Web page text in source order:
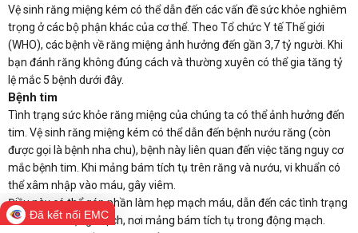
Vệ sinh răng miệng kém có thể dẫn đến các vấn đề sức khỏe nghiêm
trọng ở các bộ phận khác của cơ thể. Theo Tổ chức Y tế Thế giới
(WHO), các bệnh về răng miệng ảnh hưởng đến gần 3,7 tỷ người. Khi
bạn đánh răng không đúng cách và thường xuyên có thể gia tăng tỷ
lệ mắc 5 bệnh dưới đây.
Bệnh tim
Tình trạng sức khỏe răng miệng của chúng ta có thể ảnh hưởng đến
tim. Vệ sinh răng miệng kém có thể dẫn đến bệnh nướu răng (còn
được gọi là bệnh nha chu), bệnh này liên quan đến việc tăng nguy cơ
mắc bệnh tim. Khi mảng bám tích tụ trên răng và nướu, vi khuẩn có
thể xâm nhập vào máu, gây viêm.
Điều này có thể góp phần làm hẹp mạch máu, dẫn đến các tình trạng
như xơ vữa động mạch, nơi mảng bám tích tụ trong động mạch.
Đã kết nối EMC